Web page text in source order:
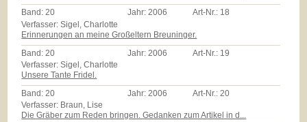
Band:20 Jahr:2006 Art-Nr.: 18
Verfasser: Sigel, Charlotte
Erinnerungen an meine Großeltern Breuninger.
Band:20 Jahr:2006 Art-Nr.: 19
Verfasser: Sigel, Charlotte
Unsere Tante Fridel.
Band:20 Jahr:2006 Art-Nr.:20
Verfasser: Braun, Lise
Die Gräber zum Reden bringen. Gedanken zum Artikel in d...